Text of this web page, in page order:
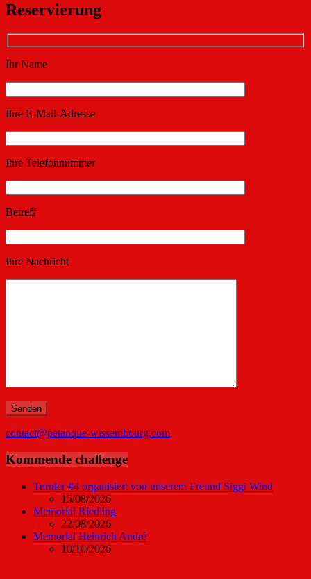
Reservierung
Ihr Name
Ihre E-Mail-Adresse
Ihre Telefonnummer
Betreff
Ihre Nachricht
contact@petanque-wissembourg.com
Kommende challenge
Turnier #4 organisiert von unserem Freund Siggi Wind
15/08/2026
Memorial Riedling
22/08/2026
Memorial Heinrich André
10/10/2026